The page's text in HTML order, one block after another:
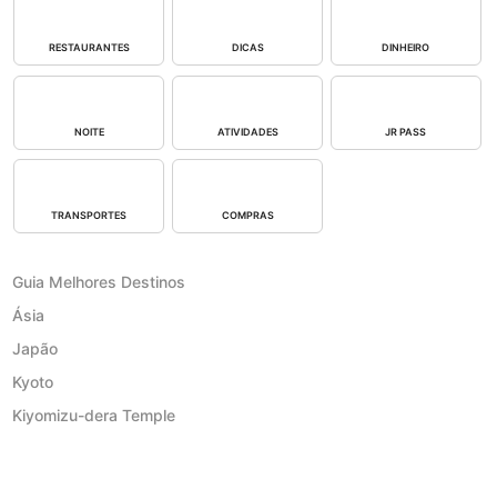
RESTAURANTES DICAS DINHEIRO
NOITE ATIVIDADES JR PASS
TRANSPORTES COMPRAS
Guia Melhores Destinos
Ásia
Japão
Kyoto
Kiyomizu-dera Temple